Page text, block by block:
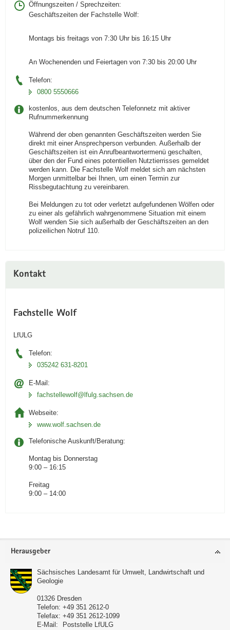
Öffnungszeiten / Sprechzeiten:
Geschäftszeiten der Fachstelle Wolf:
Montags bis freitags von 7:30 Uhr bis 16:15 Uhr
An Wochenenden und Feiertagen von 7:30 bis 20:00 Uhr
Telefon:
0800 5550666
kostenlos, aus dem deutschen Telefonnetz mit aktiver
Rufnummerkennung
Während der oben genannten Geschäftszeiten werden Sie
direkt mit einer Ansprechperson verbunden. Außerhalb der
Geschäftszeiten ist ein Anrufbeantwortermenü geschalten,
über den der Fund eines potentiellen Nutztierrisses gemeldet
werden kann. Die Fachstelle Wolf meldet sich am nächsten
Morgen unmittelbar bei Ihnen, um einen Termin zur
Rissbegutachtung zu vereinbaren.
Bei Meldungen zu tot oder verletzt aufgefundenen Wölfen oder
zu einer als gefährlich wahrgenommene Situation mit einem
Wolf wenden Sie sich außerhalb der Geschäftszeiten an den
polizeilichen Notruf 110.
Kontakt
Fachstelle Wolf
LfULG
Telefon:
035242 631-8201
E-Mail:
fachstellewolf@lfulg.sachsen.de
Webseite:
www.wolf.sachsen.de
Telefonische Auskunft/Beratung:
Montag bis Donnerstag
9:00 – 16:15
Freitag
9:00 – 14:00
Footer-
Herausgeber
Sächsisches Landesamt für Umwelt, Landwirtschaft und
Geologie
01326 Dresden
Telefon: +49 351 2612-0
Telefax: +49 351 2612-1099
E-Mail:
Poststelle LfULG